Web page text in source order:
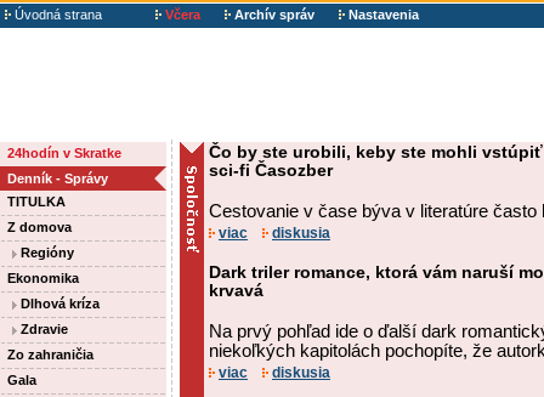
Úvodná strana
Včera Archív správ Nastavenia
24hodín v Skratke
Denník - Správy
TITULKA
Z domova
Regióny
Ekonomika
Dlhová kríza
Zdravie
Zo zahraničia
Gala
Čo by ste urobili, keby ste mohli
sci-fi Časozber
Cestovanie v čase býva v literatúre často
viac diskusia
Dark triler romance, ktorá vám naruší
krvavá
Na prvý pohľad ide o ďalší dark
niekoľkých kapitolách pochopíte, že
viac diskusia